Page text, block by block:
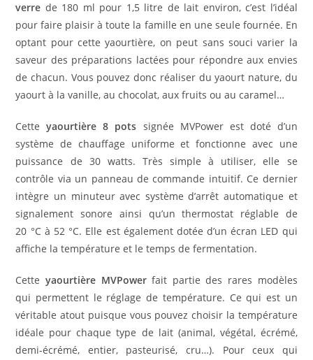
verre de 180 ml pour 1,5 litre de lait environ, c’est l’idéal
pour faire plaisir à toute la famille en une seule fournée. En
optant pour cette yaourtière, on peut sans souci varier la
saveur des préparations lactées pour répondre aux envies
de chacun. Vous pouvez donc réaliser du yaourt nature, du
yaourt à la vanille, au chocolat, aux fruits ou au caramel…
Cetteyaourtière 8 pots signée MVPower est doté d’un
système de chauffage uniforme et fonctionne avec une
puissance de 30 watts. Très simple à utiliser, elle se
contrôle via un panneau de commande intuitif. Ce dernier
intègre un minuteur avec système d’arrêt automatique et
signalement sonore ainsi qu’un thermostat réglable de
20 °C à 52 °C. Elle est également dotée d’un écran LED qui
affiche la température et le temps de fermentation.
Cetteyaourtière MVPowerfait partie des rares modèles
qui permettent le réglage de température. Ce qui est un
véritable atout puisque vous pouvez choisir la température
idéale pour chaque type de lait (animal, végétal, écrémé,
demi-écrémé, entier, pasteurisé, cru…). Pour ceux qui